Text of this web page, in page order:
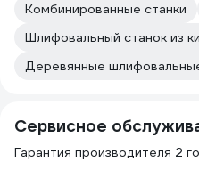
Комбинированные станки
Шлифовальный станок из
Деревянные
Сервисное
Гарантия производителя 2